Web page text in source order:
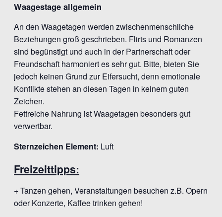
Waagestage allgemein
An den Waagetagen werden zwischenmenschliche
Beziehungen groß geschrieben. Flirts und Romanzen
sind begünstigt und auch in der Partnerschaft oder
Freundschaft harmoniert es sehr gut. Bitte, bieten Sie
jedoch keinen Grund zur Eifersucht, denn emotionale
Konflikte stehen an diesen Tagen in keinem guten
Zeichen.
Fettreiche Nahrung ist Waagetagen besonders gut
verwertbar.
Sternzeichen Element: Luft
Freizeittipps:
+ Tanzen gehen, Veranstaltungen besuchen z.B. Opern
oder Konzerte, Kaffee trinken gehen!